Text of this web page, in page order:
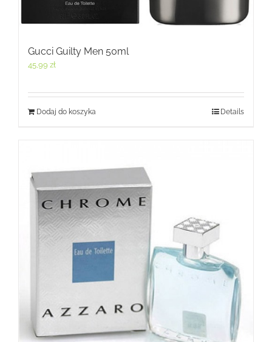
Gucci Guilty Men 50ml
45,99 zł
Dodaj do koszyka Details